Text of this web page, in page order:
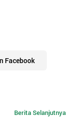
Facebook
Berita Selanjutnya